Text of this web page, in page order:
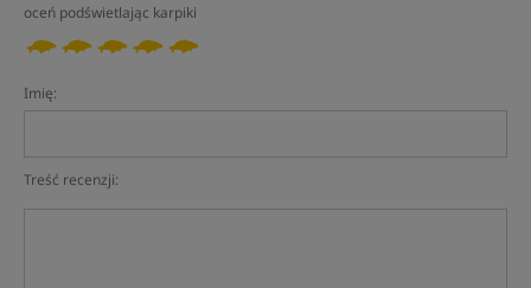
oceń podświetlając karpiki
Imię:
Treść recenzji: